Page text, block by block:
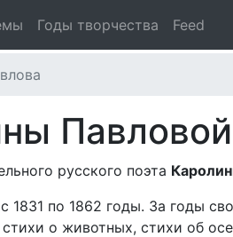
Годы творчества Feed
Павловой
русского поэта
1831 по 1862 годы. За годы
о животных, стихи об